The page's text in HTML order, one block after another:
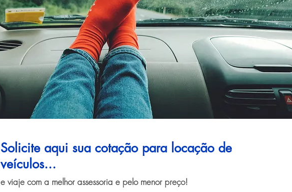
Solicite aqui sua cotação para locação de
veículos...
e viaje com a melhor assessoria e pelo menor preço!